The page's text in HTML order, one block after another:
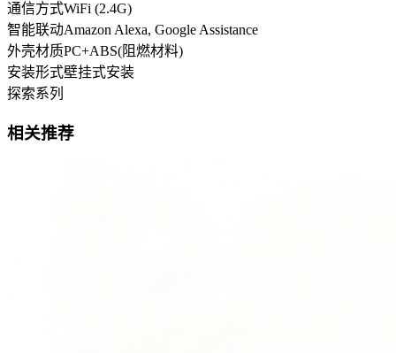
通信方式WiFi (2.4G)
智能联动Amazon Alexa, Google Assistance
外壳材质PC+ABS(阻燃材料)
安装形式壁挂式安装
探索系列
相关推荐